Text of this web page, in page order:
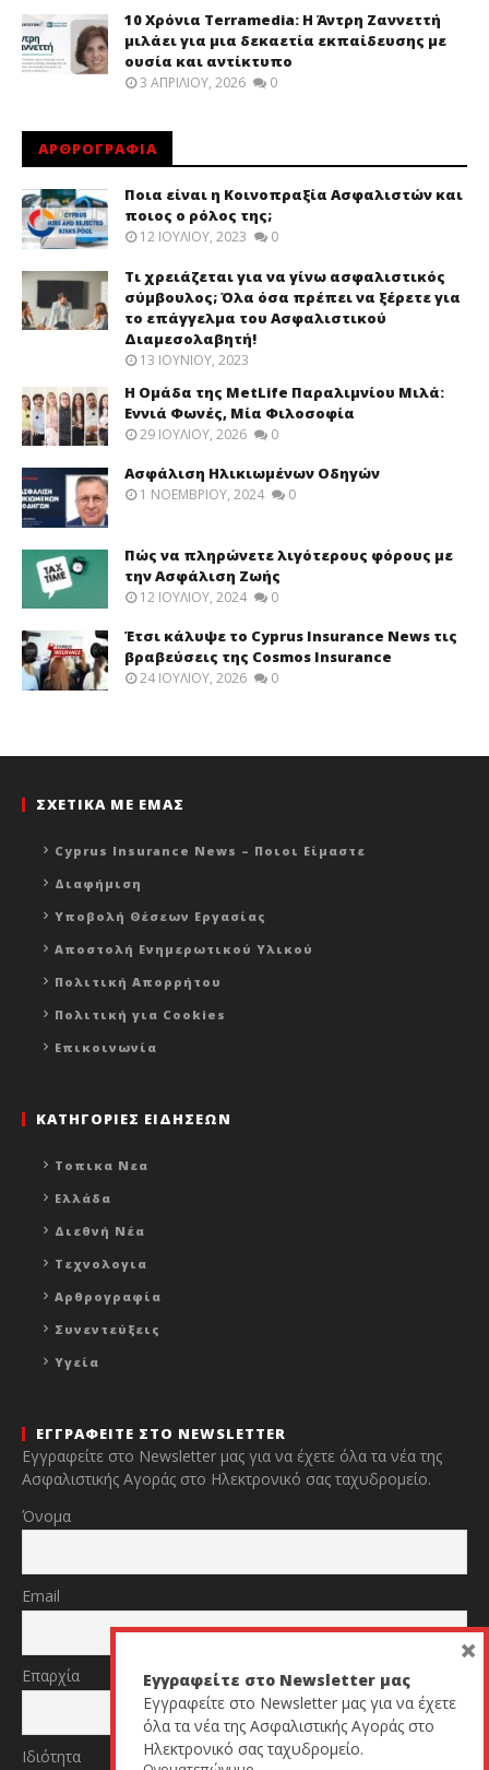
10 Χρόνια Terramedia: Η Άντρη Ζαννεττή
μιλάει για μια δεκαετία εκπαίδευσης με
ουσία και αντίκτυπο
3 ΑΠΡΙΛΊΟΥ, 2026 0
ΑΡΘΡΟΓΡΑΦΙΑ
Ποια είναι η Κοινοπραξία Ασφαλιστών και
ποιος ο ρόλος της;
12 ΙΟΥΛΊΟΥ, 2023 0
Τι χρειάζεται για να γίνω ασφαλιστικός
σύμβουλος; Όλα όσα πρέπει να ξέρετε για
το επάγγελμα του Ασφαλιστικού
Διαμεσολαβητή!
13 ΙΟΥΝΊΟΥ, 2023
Η Ομάδα της MetLife Παραλιμνίου Μιλά:
Εννιά Φωνές, Μία Φιλοσοφία
29 ΙΟΥΛΊΟΥ, 2026 0
Ασφάλιση Ηλικιωμένων Οδηγών
1 ΝΟΕΜΒΡΊΟΥ, 2024 0
Πώς να πληρώνετε λιγότερους φόρους με
την Ασφάλιση Ζωής
12 ΙΟΥΛΊΟΥ, 2024 0
Έτσι κάλυψε το Cyprus Insurance News τις
βραβεύσεις της Cosmos Insurance
24 ΙΟΥΛΊΟΥ, 2026 0
ΣΧΕΤΙΚΑ ΜΕ ΕΜΑΣ
Cyprus Insurance News – Ποιοι Είμαστε
Διαφήμιση
Υποβολή Θέσεων Εργασίας
Αποστολή Ενημερωτικού Υλικού
Πολιτική Απορρήτου
Πολιτική για Cookies
Επικοινωνία
ΚΑΤΗΓΟΡΙΕΣ ΕΙΔΗΣΕΩΝ
Τοπικα Νεα
Ελλάδα
Διεθνή Νέα
Τεχνολογια
Αρθρογραφία
Συνεντεύξεις
Υγεία
ΕΓΓΡΑΦΕΙΤΕ ΣΤΟ NEWSLETTER
Εγγραφείτε στο Newsletter μας για να έχετε όλα τα νέα της
Ασφαλιστικής Αγοράς στο Ηλεκτρονικό σας ταχυδρομείο.
Όνομα
Email
Επαρχία
Ιδιότητα
Εγγραφείτε στο Newsletter μας
Εγγραφείτε στο Newsletter μας για να έχετε
όλα τα νέα της Ασφαλιστικής Αγοράς στο
Ηλεκτρονικό σας ταχυδρομείο.
×